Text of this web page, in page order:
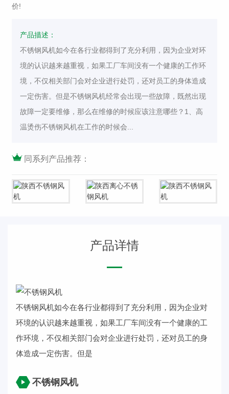
价!
产品描述：
不锈钢风机如今在各行业都得到了充分利用，因为企业对环
境的认识越来越重视，如果工厂车间没有一个健康的工作环
境，不仅相关部门会对企业进行处罚，还对员工的身体造成
一定伤害。但是不锈钢风机经常会出现一些故障，既然出现
故障一定要维修，那么在维修的时候应该注意哪些？1、高
温烫伤不锈钢风机在工作的时候会...
同系列产品推荐：
产品详情
不锈钢风机如今在各行业都得到了充分利用，因为企业对
环境的认识越来越重视，如果工厂车间没有一个健康的工
作环境，不仅相关部门会对企业进行处罚，还对员工的身
体造成一定伤害。但是
不锈钢风机